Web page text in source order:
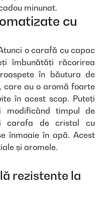
minunat.
cu
o carafă cu capac
îmbunătăți răcorirea
în băutura de
care au o aromă foarte
în acest scop. Puteți
modificând timpul de
carafa de cristal cu
înmoaie în apă. Acest
și aromele.
rezistente la